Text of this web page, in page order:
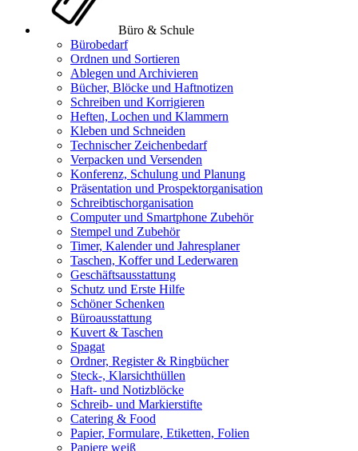
Büro & Schule
Bürobedarf
Ordnen und Sortieren
Ablegen und Archivieren
Bücher, Blöcke und Haftnotizen
Schreiben und Korrigieren
Heften, Lochen und Klammern
Kleben und Schneiden
Technischer Zeichenbedarf
Verpacken und Versenden
Konferenz, Schulung und Planung
Präsentation und Prospektorganisation
Schreibtischorganisation
Computer und Smartphone Zubehör
Stempel und Zubehör
Timer, Kalender und Jahresplaner
Taschen, Koffer und Lederwaren
Geschäftsausstattung
Schutz und Erste Hilfe
Schöner Schenken
Büroausstattung
Kuvert & Taschen
Spagat
Ordner, Register & Ringbücher
Steck-, Klarsichthüllen
Haft- und Notizblöcke
Schreib- und Markierstifte
Catering & Food
Papier, Formulare, Etiketten, Folien
Papiere weiß